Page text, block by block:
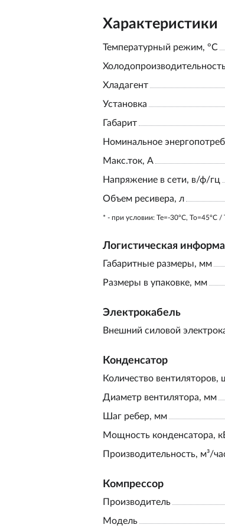
Характеристики
Температурный режим, °С
Хладагент
Установка
Габарит
Номинальное
Макс.ток, А
Напряжение в сети, в/ф/гц
Объем ресивера, л
* - при условии: Te=-30ºC, To=45ºC /
Логистическая
Габаритные размеры, мм
Размеры в упаковке, мм
Электрокабель
Внешний силовой
Конденсатор
Количество вентиляторов,
Диаметр вентилятора, мм
Шаг ребер, мм
Мощность конденсатора,
Производительность, м³/
Компрессор
Производитель
Модель